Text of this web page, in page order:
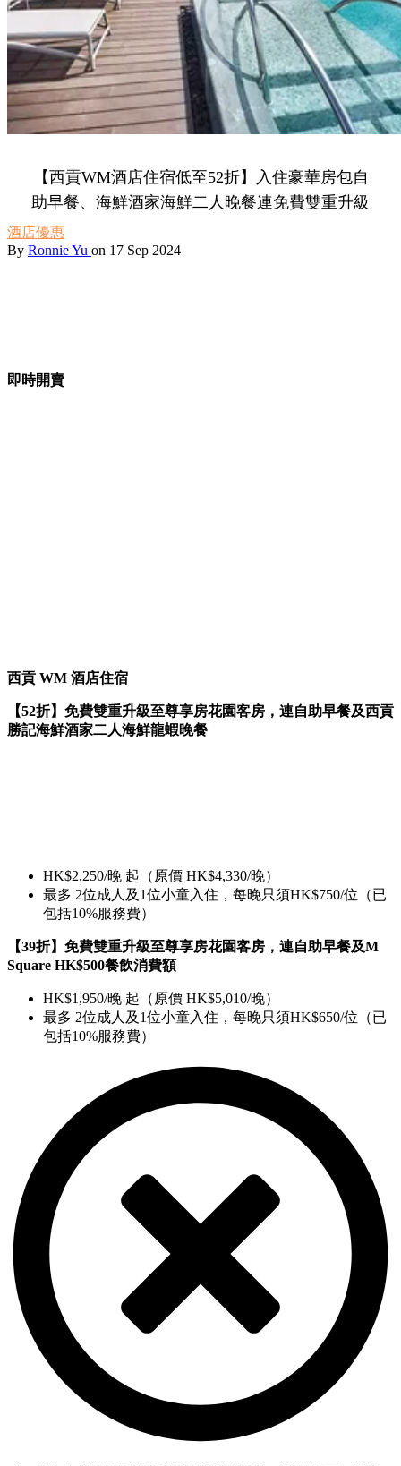
【西貢WM酒店住宿低至52折】入住豪華房包自
助早餐、海鮮酒家海鮮二人晚餐連免費雙重升級
酒店優惠
By Ronnie Yu on 17 Sep 2024
即時開賣
西貢 WM 酒店住宿
【52折】免費雙重升級至尊享房花園客房，連自助早餐及西貢
勝記海鮮酒家二人海鮮龍蝦晚餐
HK$2,250/晚 起（原價 HK$4,330/晚）
最多 2位成人及1位小童入住，每晚只須HK$750/位（已
包括10%服務費）
【39折】免費雙重升級至尊享房花園客房，連自助早餐及M
Square HK$500餐飲消費額
HK$1,950/晚 起（原價 HK$5,010/晚）
最多 2位成人及1位小童入住，每晚只須HK$650/位（已
包括10%服務費）